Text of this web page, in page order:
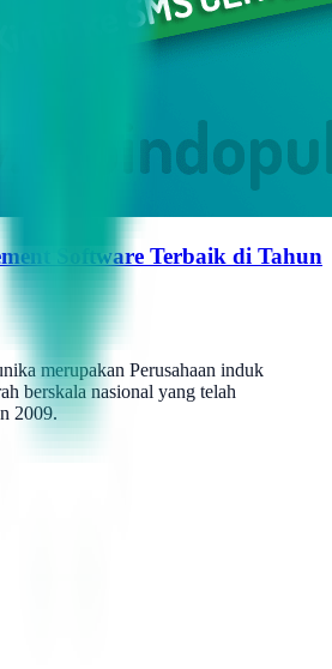
Software Terbaik di Tahun
merupakan Perusahaan induk
berskala nasional yang telah
2009.